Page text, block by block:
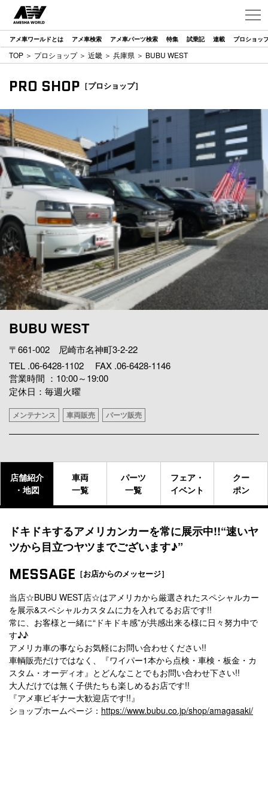
アメ車ワールドとは アメ車検索 アメ車パーツ検索 特集 試乗記 連載 プロショッ
TOP ＞ プロショップ＞ 近畿 ＞ 兵庫県 ＞ BUBU WEST
PRO SHOP ［プロショップ］
BUBU WEST
〒661-002 尼崎市名神町3-2-22
TEL .06-6428-1102 FAX .06-6428-1146
営業時間 ：10:00～19:00
定休日：毎週火曜
メンテナンス 車両販売 パーツ販売
店舗紹介
・地図
車両
一覧
パーツ
一覧
フェア・
イベント
クー
ポン
ドキドキするアメリカンカーを常に展示中!!“速いヤ
ツから目立つヤツまでございます♪”
MESSAGE ［お店からのメッセージ］
当店☆BUBU WEST店☆はアメリカから厳選されたスペシャルカー
を展示&スペシャルカスタムに力を入れてるお店です!!
常に、お客様と一緒に“ドキドキ感”が共感出来る様に日々努力中で
す♪♪
アメリカ車の事ならお気軽にお問い合わせください!!
車輌販売だけではなく、『ワイパー1本から点検・車検・板金・カ
スタム・オーディオ』とどんなことでもお問い合わせ下さい!!
大人だけでは無く子供たちも楽しめるお店です!!
『アメ車ビギナー大歓迎店です!!』
ショップホームページ： https://www.bubu.co.jp/shop/amagasaki/